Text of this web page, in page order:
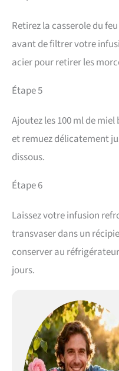
Retirez la casserole du
avant de filtrer votre
acier pour retirer les
Étape 5
Ajoutez les 100 ml de
et remuez délicatement
dissous.
Étape 6
Laissez votre infusion
transvaser dans un
conserver au
jours.